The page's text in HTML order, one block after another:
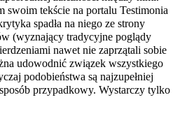
swoim tekście na portalu Testimonia
spadła na niego ze strony
(wyznający tradycyjne poglądy
nawet nie zaprzątali sobie
udowodnić związek wszystkiego
podobieństwa są najzupełniej
przypadkowy. Wystarczy tylko